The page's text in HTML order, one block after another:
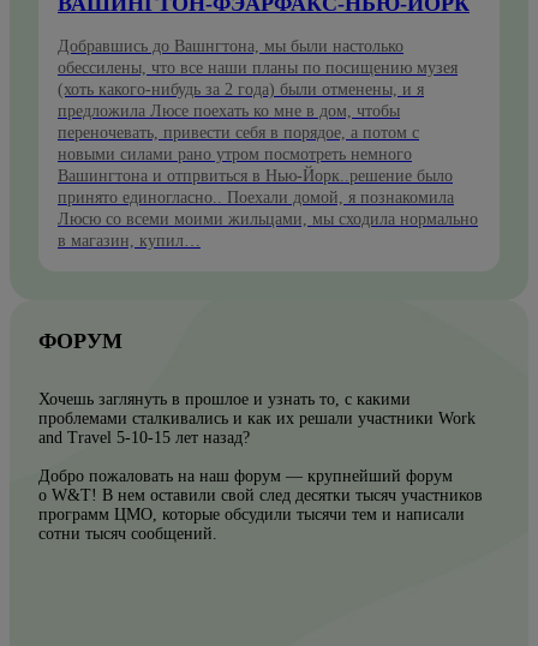
Добравшись до Вашнгтона, мы были настолько
обессилены, что все наши планы по посищению музея
(хоть какого-нибудь за 2 года) были отменены, и я
предложила Люсе поехать ко мне в дом, чтобы
переночевать, привести себя в порядое, а потом с
новыми силами рано утром посмотреть немного
Вашингтона и отпрвиться в Нью-Йорк..решение было
принято единогласно.. Поехали домой, я познакомила
Люсю со всеми моими жильцами, мы сходила нормально
в магазин, купил…
ФОРУМ
Хочешь заглянуть в прошлое и узнать то, с какими
проблемами сталкивались и как их решали участники Work
and Travel 5-10-15 лет назад?
Добро пожаловать на наш форум — крупнейший форум
о W&T! В нем оставили свой след десятки тысяч участников
программ ЦМО, которые обсудили тысячи тем и написали
сотни тысяч сообщений.